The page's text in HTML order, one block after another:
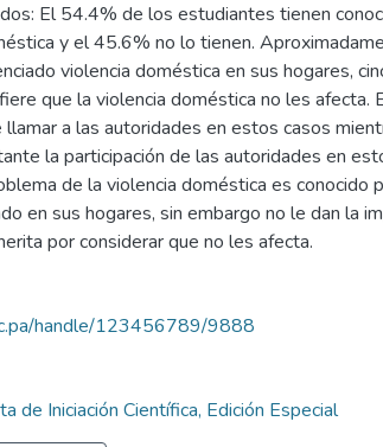
El 54.4% de los estudiantes tienen
y el 45.6% no lo tienen.
violencia doméstica en sus hogares,
que la violencia doméstica no les afecta.
a las autoridades en estos casos
la participación de las autoridades en
de la violencia doméstica es conocido
en sus hogares, sin embargo no le dan la
por considerar que no les afecta.
handle/123456789/9888
de Iniciación Científica, Edición Especial